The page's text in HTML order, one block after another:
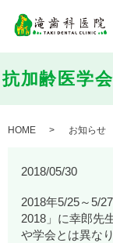
抗加齢医学
HOME お知らせ
2018/05/30
2018年5/25～5/
2018」に幸郎先
や学会とは異な